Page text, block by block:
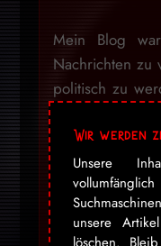
Mein Blog
Nachrichten zu
politisch zu
als
anderen
festzuhalten.
Seite mit dem
nicht
Wir werden
Unsere
unsere
löschen.